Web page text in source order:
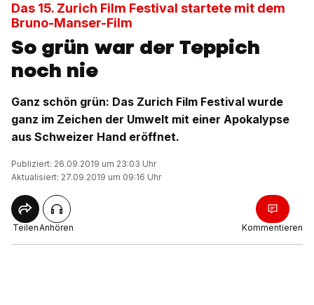
Das 15. Zurich Film Festival startete mit dem
Bruno-Manser-Film
So grün war der Teppich
noch nie
Ganz schön grün: Das Zurich Film Festival wurde
ganz im Zeichen der Umwelt mit einer Apokalypse
aus Schweizer Hand eröffnet.
Publiziert: 26.09.2019 um 23:03 Uhr
Aktualisiert: 27.09.2019 um 09:16 Uhr
TeilenAnhören Kommentieren